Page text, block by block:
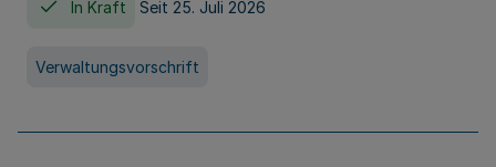
In Kraft Seit 25. Juli 2026
Verwaltungsvorschrift